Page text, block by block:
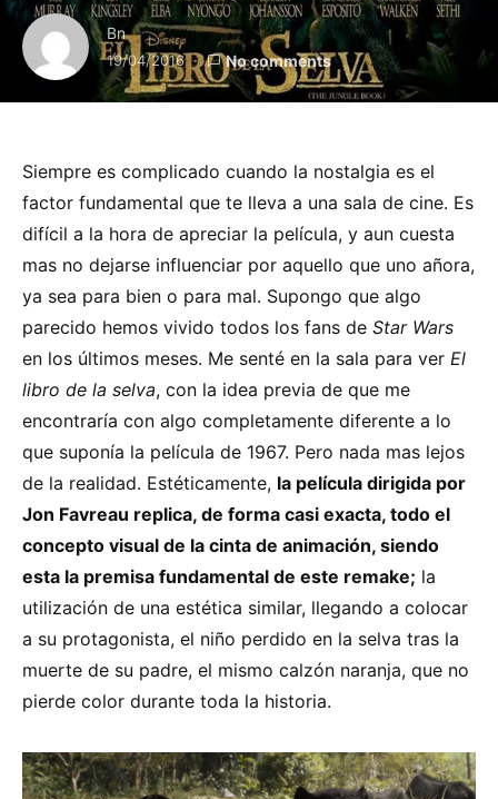
Bn
19/04/2016 No comments
Siempre es complicado cuando la nostalgia es el
factor fundamental que te lleva a una sala de cine. Es
difícil a la hora de apreciar la película, y aun cuesta
mas no dejarse influenciar por aquello que uno añora,
ya sea para bien o para mal. Supongo que algo
parecido hemos vivido todos los fans de Star Wars
en los últimos meses. Me senté en la sala para ver El
libro de la selva, con la idea previa de que me
encontraría con algo completamente diferente a lo
que suponía la película de 1967. Pero nada mas lejos
de la realidad. Estéticamente, la película dirigida por
Jon Favreau replica, de forma casi exacta, todo el
concepto visual de la cinta de animación, siendo
esta la premisa fundamental de este remake; la
utilización de una estética similar, llegando a colocar
a su protagonista, el niño perdido en la selva tras la
muerte de su padre, el mismo calzón naranja, que no
pierde color durante toda la historia.